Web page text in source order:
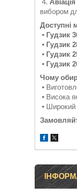
4.
вибором
Доступні
• Гудзик
• Гудзик
• Гудзик
• Гудзик
Чому
•
• Висока
• Широкий